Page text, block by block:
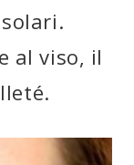
al viso, il